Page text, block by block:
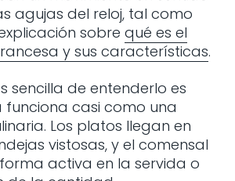
agujas del reloj, tal como
sobre qué es el
y sus características.
sencilla de entenderlo es
funciona casi como una
Los platos llegan en
vistosas, y el comensal
activa en la servida o